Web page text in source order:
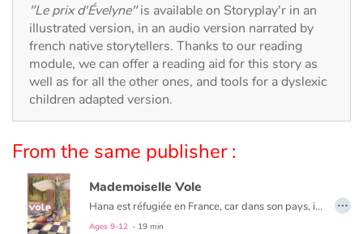
Documentaries
With the family
Daily life and hobbies
Festivals and events
Love and friendship
"Le prix d'Évelyne"is available on Storyplay'r in an
illustrated version, in an audio version narrated by
french native storytellers. Thanks to our reading
module, we can offer a reading aid for this story as
well as for all the other ones, and tools for a dyslexic
children adapted version.
From the same publisher :
Mademoiselle Vole
Hana est réfugiée en France, car dans son pays, il y a la guerre. La nuit, elle dort, avec sa maman, dans un musée, tout près de « Mademoiselle Vole ». Mais ça, il ne faut pas le dire, c'est un secret. Jusqu'au jour où...
Ages 9-12 - 19 min
…